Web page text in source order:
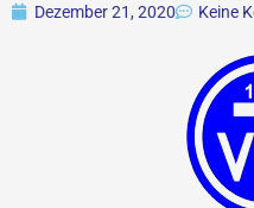
Dezember 21, 2020 Keine